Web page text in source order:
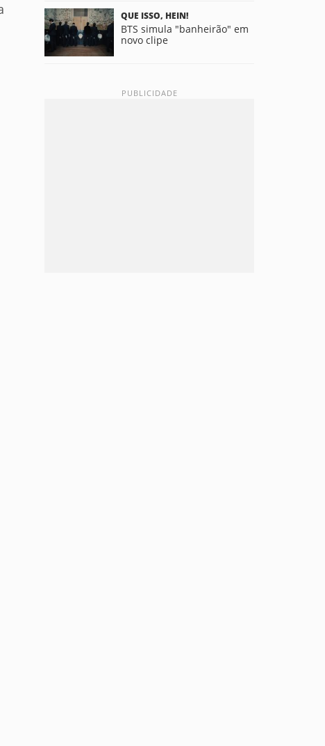
QUE ISSO, HEIN!
BTS simula "banheirão" em
novo clipe